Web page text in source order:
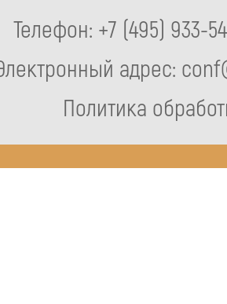
Телефон: +7 (495) 933-
адрес:
Политика